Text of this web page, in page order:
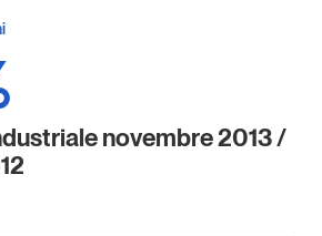
nella tua email
novembre 2013 /